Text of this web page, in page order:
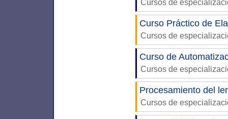
Cursos de
Curso Práctico de
Cursos de
Curso de
Cursos de
Procesamiento del
Cursos de